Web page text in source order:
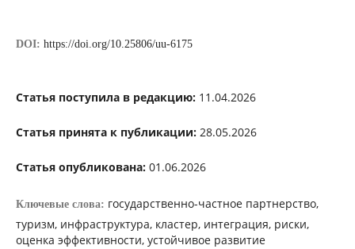
DOI: https://doi.org/10.25806/uu-6175
Статья поступила в редакцию:11.04.2026
Статья принята к публикации:28.05.2026
Статья опубликована:01.06.2026
Ключевые слова: государственно-частное партнерство,
туризм, инфраструктура, кластер, интеграция, риски,
оценка эффективности, устойчивое развитие